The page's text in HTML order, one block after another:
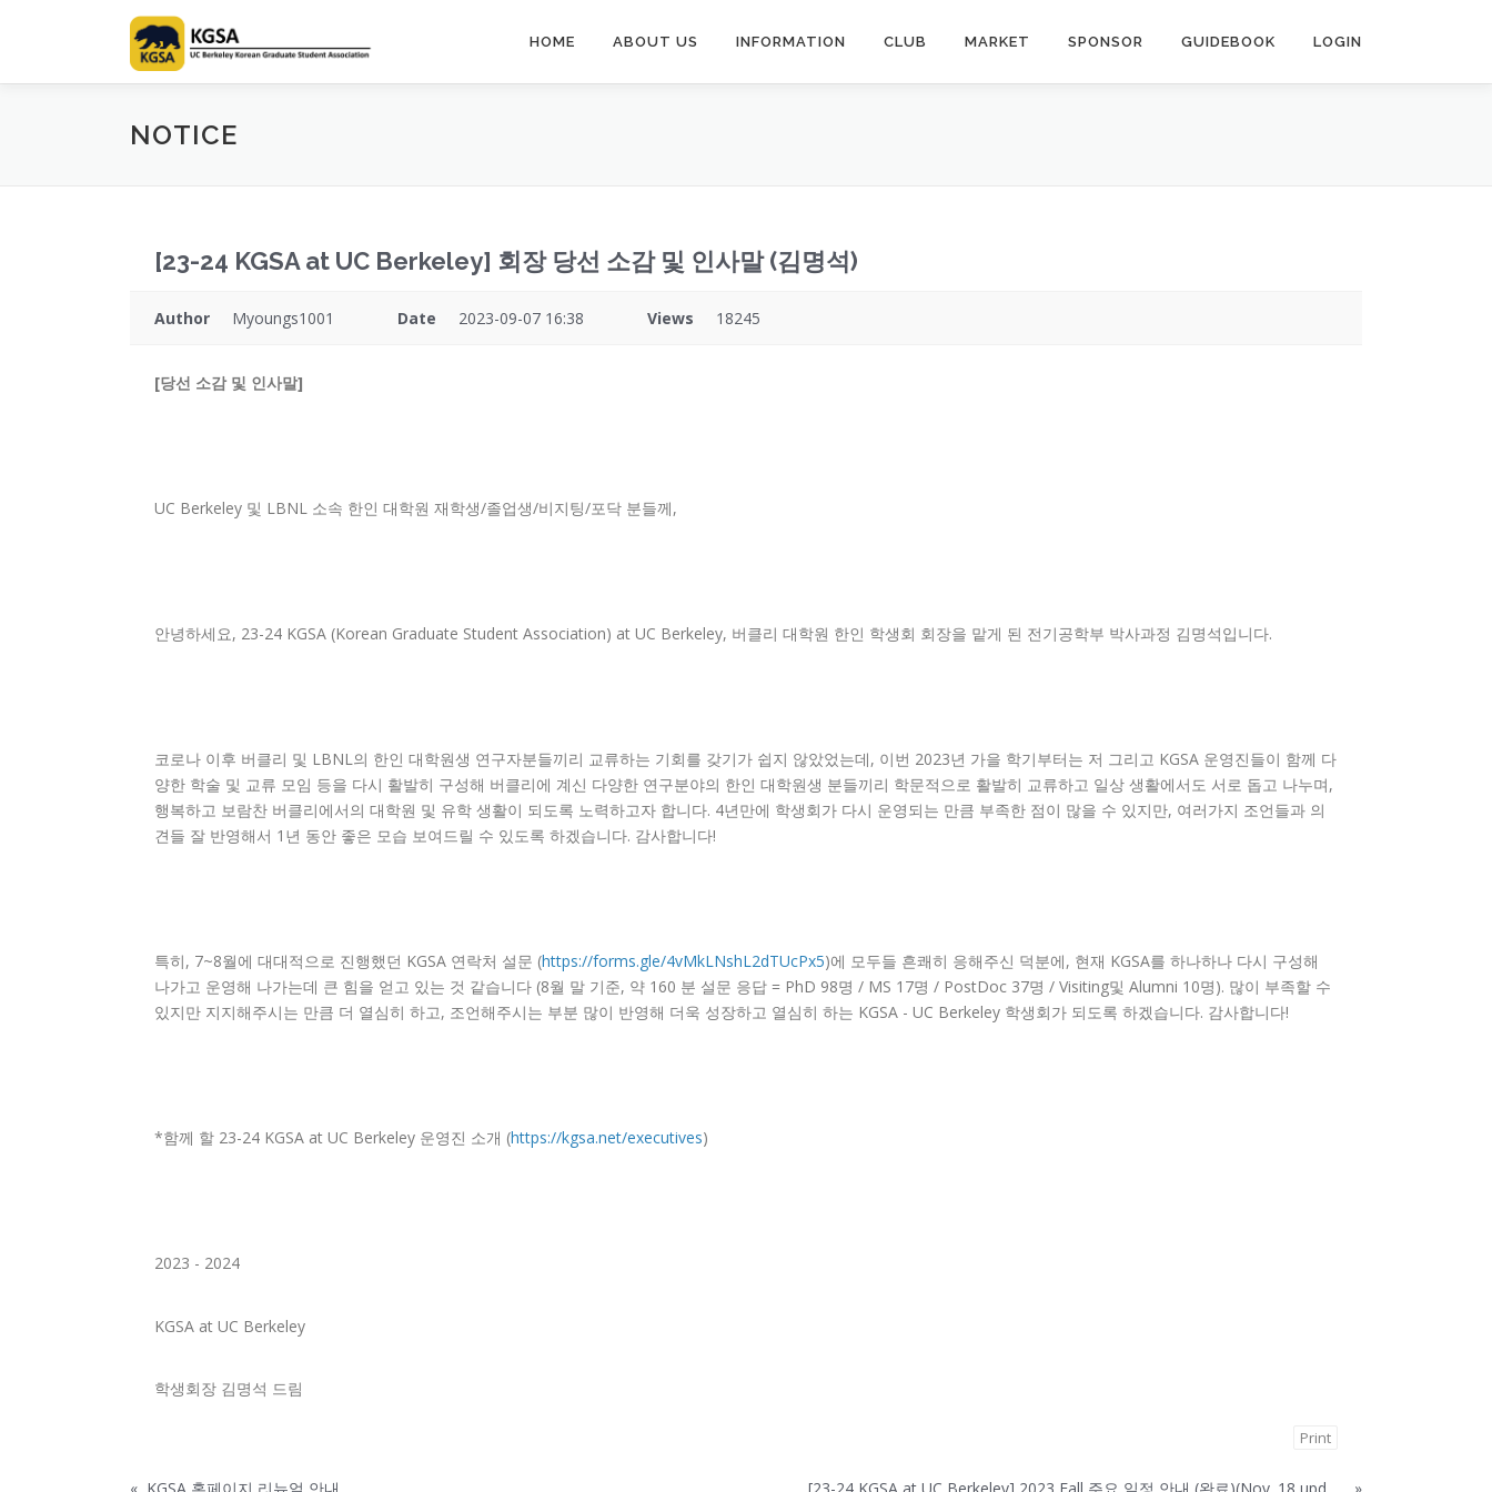
HOME ABOUT US INFORMATION CLUB MARKET SPONSOR GUIDEBOOK LOGIN
NOTICE
[23-24 KGSA at UC Berkeley] 회장 당선 소감 및 인사말 (김명석)
Author Myoungs1001 Date 2023-09-07 16:38 Views 18245
[당선 소감 및 인사말]
UC Berkeley 및 LBNL 소속 한인 대학원 재학생/졸업생/비지팅/포닥 분들께,
안녕하세요, 23-24 KGSA (Korean Graduate Student Association) at UC Berkeley, 버클리 대학원 한인 학생회 회장을 맡게 된 전기공학부 박사과정 김명석입니다.
코로나 이후 버클리 및 LBNL의 한인 대학원생 연구자분들끼리 교류하는 기회를 갖기가 쉽지 않았었는데, 이번 2023년 가을 학기부터는 저 그리고 KGSA 운영진들이 함께 다
양한 학술 및 교류 모임 등을 다시 활발히 구성해 버클리에 계신 다양한 연구분야의 한인 대학원생 분들끼리 학문적으로 활발히 교류하고 일상 생활에서도 서로 돕고 나누며,
행복하고 보람찬 버클리에서의 대학원 및 유학 생활이 되도록 노력하고자 합니다. 4년만에 학생회가 다시 운영되는 만큼 부족한 점이 많을 수 있지만, 여러가지 조언들과 의
견들 잘 반영해서 1년 동안 좋은 모습 보여드릴 수 있도록 하겠습니다. 감사합니다!
특히, 7~8월에 대대적으로 진행했던 KGSA 연락처 설문 (https://forms.gle/4vMkLNshL2dTUcPx5)에 모두들 흔쾌히 응해주신 덕분에, 현재 KGSA를 하나하나 다시 구성해
나가고 운영해 나가는데 큰 힘을 얻고 있는 것 같습니다 (8월 말 기준, 약 160 분 설문 응답 = PhD 98명 / MS 17명 / PostDoc 37명 / Visiting및 Alumni 10명). 많이 부족할 수
있지만 지지해주시는 만큼 더 열심히 하고, 조언해주시는 부분 많이 반영해 더욱 성장하고 열심히 하는 KGSA - UC Berkeley 학생회가 되도록 하겠습니다. 감사합니다!
*함께 할 23-24 KGSA at UC Berkeley 운영진 소개 (https://kgsa.net/executives)
2023 - 2024
KGSA at UC Berkeley
학생회장 김명석 드림
Print